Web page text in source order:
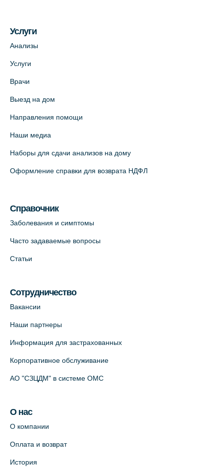
Услуги
Анализы
Услуги
Врачи
Выезд на дом
Направления помощи
Наши медиа
Наборы для сдачи анализов на дому
Оформление справки для возврата НДФЛ
Справочник
Заболевания и симптомы
Часто задаваемые вопросы
Статьи
Сотрудничество
Вакансии
Наши партнеры
Информация для застрахованных
Корпоративное обслуживание
АО "СЗЦДМ" в системе ОМС
О нас
О компании
Оплата и возврат
История